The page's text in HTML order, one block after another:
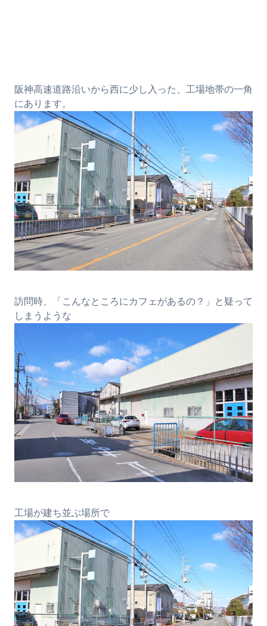
阪神高速道路沿いから西に少し入った、工場地帯の一角
にあります。
訪問時、「こんなところにカフェがあるの？」と疑って
しまうような
工場が建ち並ぶ場所で